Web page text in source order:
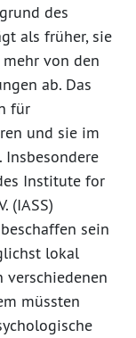
des
als früher, sie
von den
ab. Das
für
und sie im
Institute for
(IASS)
sein
lokal
müssten